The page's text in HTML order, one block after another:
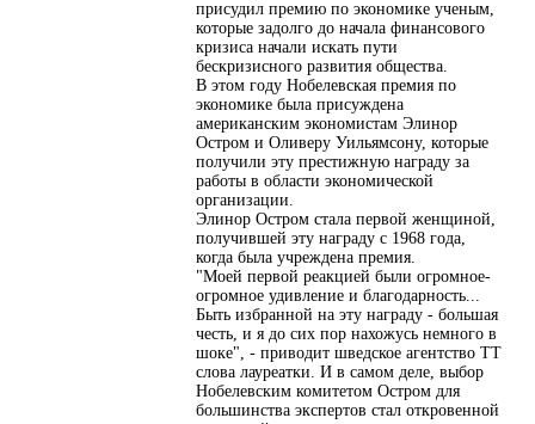
присудил премию по экономике ученым,
которые задолго до начала финансового
кризиса начали искать пути
бескризисного развития общества.
В этом году Нобелевская премия по
экономике была присуждена
американским экономистам Элинор
Остром и Оливеру Уильямсону, которые
получили эту престижную награду за
работы в области экономической
организации.
Элинор Остром стала первой женщиной,
получившей эту награду с 1968 года,
когда была учреждена премия.
"Моей первой реакцией были огромное-
огромное удивление и благодарность...
Быть избранной на эту награду - большая
честь, и я до сих пор нахожусь немного в
шоке", - приводит шведское агентство ТТ
слова лауреатки. И в самом деле, выбор
Нобелевским комитетом Остром для
большинства экспертов стал откровенной